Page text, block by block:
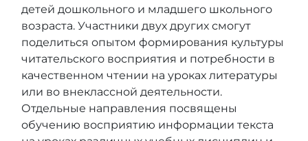
детей дошкольного и младшего школьного
возраста. Участники двух других смогут
поделиться опытом формирования культуры
читательского восприятия и потребности в
качественном чтении на уроках литературы
или во внеклассной деятельности.
Отдельные направления посвящены
обучению восприятию информации текста